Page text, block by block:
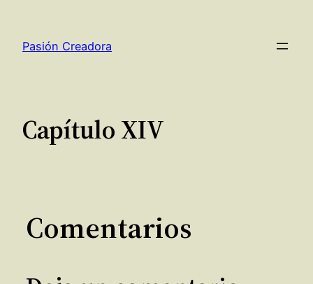
contenido
Pasión Creadora
Capítulo XIV
Comentarios